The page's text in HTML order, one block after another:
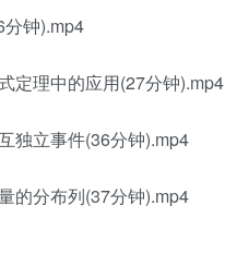
钟).mp4
定理中的应用(27分钟).mp4
独立事件(36分钟).mp4
的分布列(37分钟).mp4